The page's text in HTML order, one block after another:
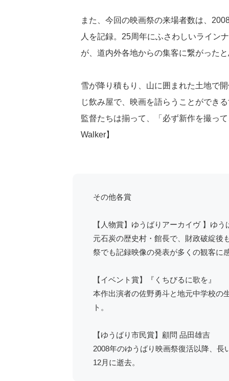
また、今回の映画祭の来場者数は、
人を記録。25周年にふさわしいライン
が、道内外各地からの集客に繋がった
雪が降り積もり、山に囲まれた土地で
じ飲み屋で、映画を語らうことができ
監督たちは揃って、「必ず新作を撮っ
Walker】
その他各賞
【人物賞】ゆうばりアーカイヴ 】ゆ
元石炭の歴史村・館長で、財政破綻後
祭でも記録映像の発表が多くの観客に
【イベント賞】『くちびるに歌を』
本作出演者の佐野勇斗と地元中学校の
ト。
【ゆうばり市民賞】顧問 品田雄吉
2008年のゆうばり映画祭復活以降、
12月に逝去。